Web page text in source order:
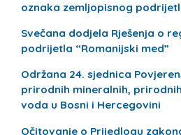
oznaka zemljopisnog
Svečana dodjela Rješenja o
podrijetla “Romanijski med”
Održana 24. sjednica
prirodnih mineralnih,
voda u Bosni i Hercegovini
Očitovanje o Prijedlogu